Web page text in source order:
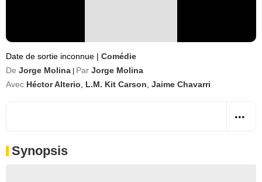
Date de sortie inconnue | Comédie
De Jorge Molina Par Jorge Molina
Avec Héctor Alterio L.M. Kit Carson Jaime Chavarri
Synopsis